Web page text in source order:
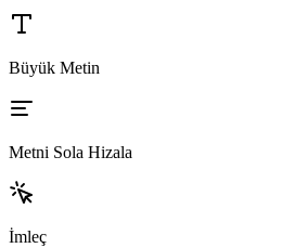
Büyük Metin
Metni Sola Hizala
İmleç